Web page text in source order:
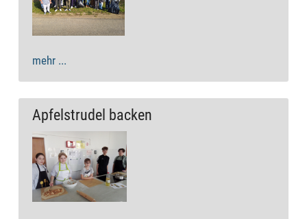
mehr ...
Apfelstrudel backen